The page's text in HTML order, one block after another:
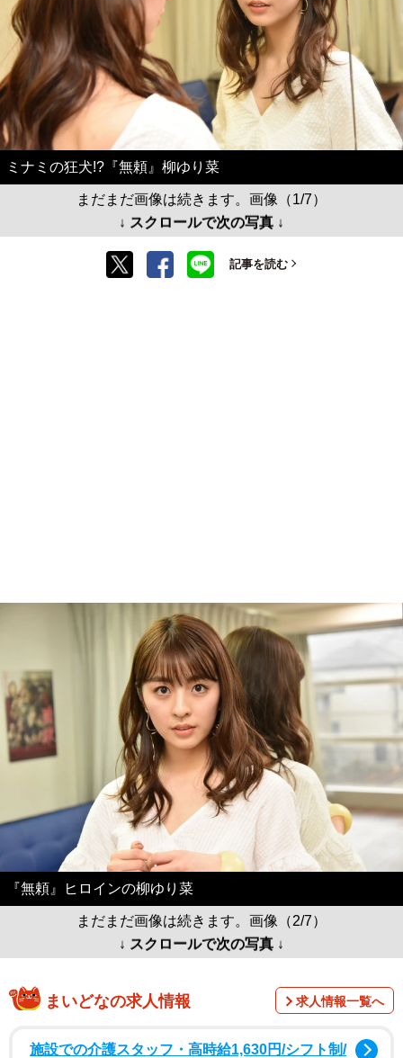
ミナミの狂犬!?『無頼』柳ゆり菜
まだまだ画像は続きます。画像（1/7）
↓ スクロールで次の写真 ↓
記事を読む
『無頼』ヒロインの柳ゆり菜
まだまだ画像は続きます。画像（2/7）
↓ スクロールで次の写真 ↓
まいどなの求人情報 求人情報一覧へ
施設での介護スタッフ・高時給1,630円/シフト制/